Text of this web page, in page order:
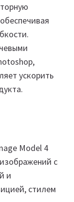
ускорить
Model 4
с
и
стилем